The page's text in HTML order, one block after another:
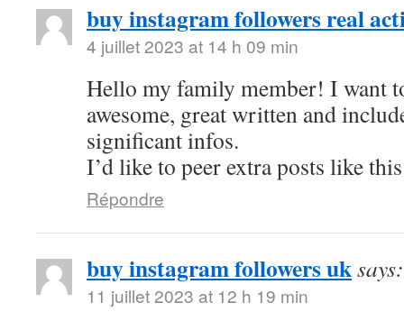
buy instagram followers real
4 juillet 2023 at 14 h 09 min
Hello my family member! I want
awesome, great written and
significant infos.
I’d like to peer extra posts like
Répondre
buy instagram followers uksays:
11 juillet 2023 at 12 h 19 min